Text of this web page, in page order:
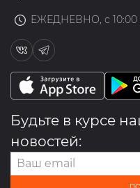
ЕЖЕДНЕВНО, с 10:00
Будьте в курсе
новостей: